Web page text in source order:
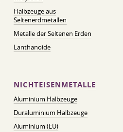
Halbzeuge aus
Seltenerdmetallen
Metalle der Seltenen Erden
Lanthanoide
NICHTEISENMETALLE
Aluminium Halbzeuge
Duraluminium Halbzeuge
Aluminium (EU)